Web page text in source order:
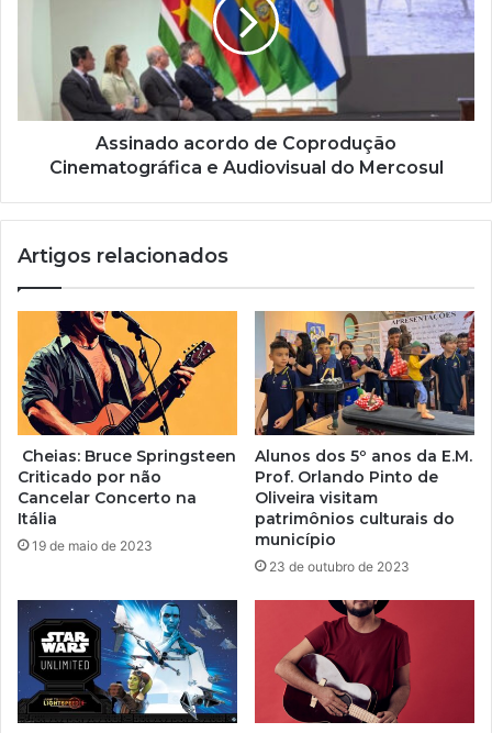
Assinado acordo de Coprodução
Cinematográfica e Audiovisual do Mercosul
Artigos relacionados
Cheias: Bruce Springsteen
Criticado por não
Cancelar Concerto na
Itália
19 de maio de 2023
Alunos dos 5º anos da E.M.
Prof. Orlando Pinto de
Oliveira visitam
patrimônios culturais do
município
23 de outubro de 2023